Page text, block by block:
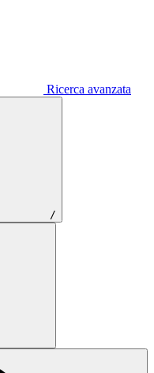
Ricerca avanzata
/